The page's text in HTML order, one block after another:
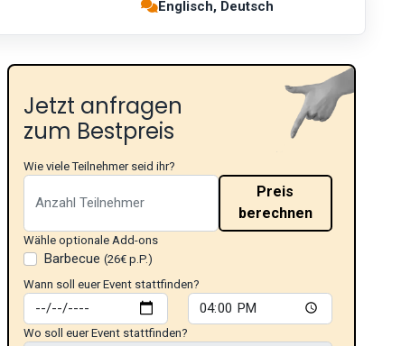
Englisch, Deutsch
Jetzt anfragen
zum Bestpreis
Wie viele Teilnehmer seid ihr?
Preis
berechnen
Wähle optionale Add-ons
Barbecue (26€ p.P.)
Wann soll euer Event stattfinden?
Wo soll euer Event stattfinden?